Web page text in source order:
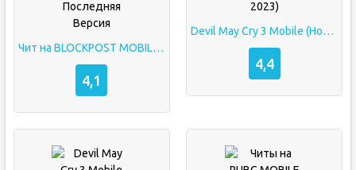
Чит на BLOCKPOST MOBILE Последняя Версия
4,1
Devil May Cry 3 Mobile (Новая Версия 2023)
4,4